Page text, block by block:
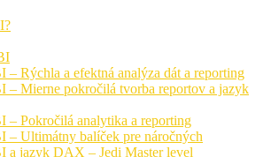
– Rýchla a efektná analýza dát a reporting
– Mierne pokročilá tvorba reportov a jazyk
– Pokročilá analytika a reporting
– Ultimátny balíček pre náročných
a jazyk DAX – Jedi Master level